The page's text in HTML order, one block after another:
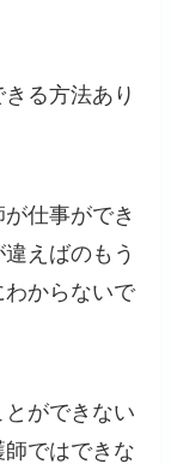
る方法あり
仕事ができ
えばのもう
からないで
ができない
ではできな